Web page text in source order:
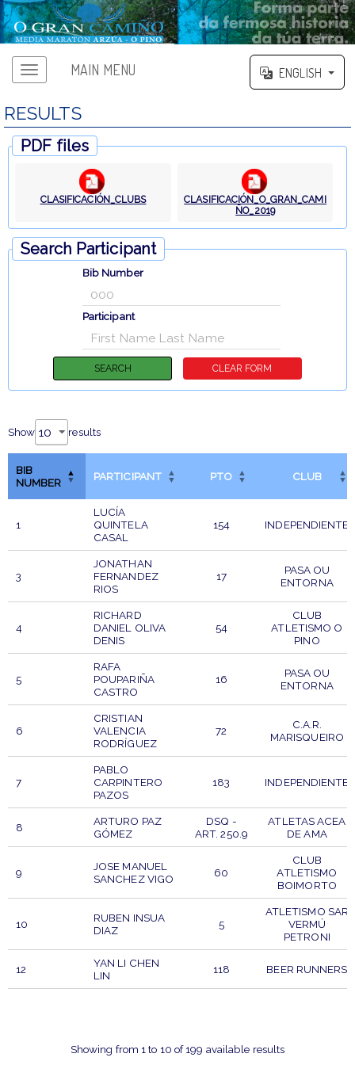
MAIN MENU ENGLISH
RESULTS
PDF files
CLASIFICACIÓN_CLUBS
CLASIFICACIÓN_O_GRAN_CAMI
ÑO_2019
Search Participant
Bib Number
Participant
Show results
BIB
NUMBER
PARTICIPANT PTO CLUB
1
LUCÍA
QUINTELA
CASAL
154 INDEPENDIENTE
3
JONATHAN
FERNANDEZ
RIOS
17
PASA OU
ENTORNA
4
RICHARD
DANIEL OLIVA
DENIS
54
CLUB
ATLETISMO O
PINO
5
RAFA
POUPARIÑA
CASTRO
16
PASA OU
ENTORNA
6
CRISTIAN
VALENCIA
RODRÍGUEZ
72
C.A.R.
MARISQUEIRO
7
PABLO
CARPINTERO
PAZOS
183 INDEPENDIENTE
8
ARTURO PAZ
GÓMEZ
DSQ -
ART. 250.9
ATLETAS ACEA
DE AMA
9
JOSE MANUEL
SANCHEZ VIGO
60
CLUB
ATLETISMO
BOIMORTO
10
RUBEN INSUA
DIAZ
5
ATLETISMO SAR
VERMÚ
PETRONI
12
YAN LI CHEN
LIN
118 BEER RUNNERS
Showing from 1 to 10 of 199 available results